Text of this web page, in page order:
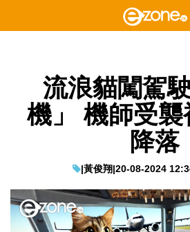
流浪貓闖駕
機」 機師受襲
降落
|黃俊翔|20-08-2024